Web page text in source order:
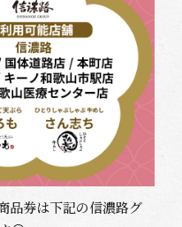
品券は下記の信濃路グ